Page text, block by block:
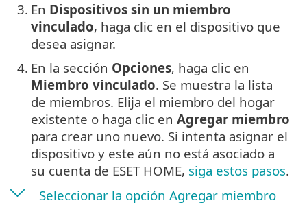
3. En Dispositivos sin un miembro
vinculado, haga clic en el dispositivo que
desea asignar.
4. En la sección Opciones, haga clic en
Miembro vinculado. Se muestra la lista
de miembros. Elija el miembro del hogar
existente o haga clic en Agregar miembro
para crear uno nuevo. Si intenta asignar el
dispositivo y este aún no está asociado a
su cuenta de ESET HOME, siga estos pasos.
Seleccionar la opción Agregar miembro